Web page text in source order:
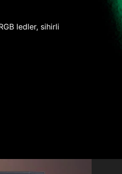
ledler, sihirli